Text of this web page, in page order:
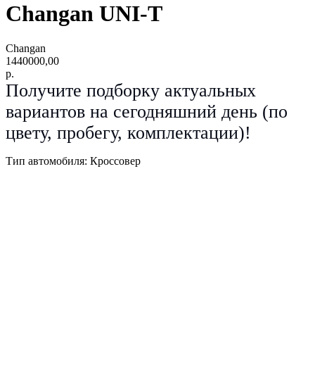
Changan UNI-T
Changan
1440000,00
р.
Получите подборку актуальных
вариантов на сегодняшний день (по
цвету, пробегу, комплектации)!
Тип автомобиля: Кроссовер